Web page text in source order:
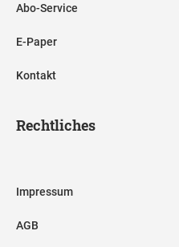
Abo-Service
E-Paper
Kontakt
Rechtliches
Impressum
AGB